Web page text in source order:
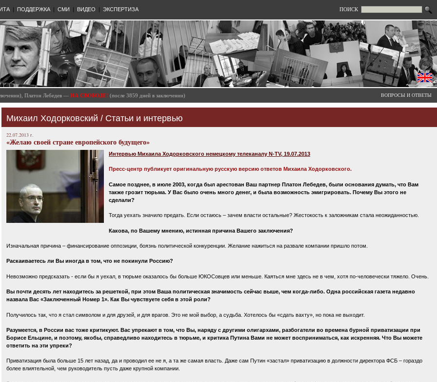
| ПОДДЕРЖКА | СМИ | ВИДЕО | ЭКСПЕРТИЗА ПОИСК
Платон Лебедев — НА СВОБОДЕ! (после 3859 дней в заключении) ВОПРОСЫ И ОТВЕТЫ
Михаил Ходорковский / Статьи и интервью
22.07.2013 г.
«Желаю своей стране европейского будущего»
Интервью Михаила Ходорковского немецкому телеканалу N-TV, 19.07.2013
Пресс-центр публикует оригинальную русскую версию ответов Михаила Ходорковского.
Самое позднее, в июле 2003, когда был арестован Ваш партнер Платон Лебедев, были основания думать, что Вам
также грозит тюрьма. У Вас было очень много денег, и была возможность эмигрировать. Почему Вы этого не
сделали?
Тогда уехать значило предать. Если остаюсь – зачем власти остальные? Жестокость к заложникам стала неожиданностью.
Какова, по Вашему мнению, истинная причина Вашего заключения?
Изначальная причина – финансирование оппозиции, боязнь политической конкуренции. Желание нажиться на развале компании пришло потом.
Раскаиваетесь ли Вы иногда в том, что не покинули Россию?
Невозможно предсказать - если бы я уехал, в тюрьме оказалось бы больше ЮКОСовцев или меньше. Каяться мне здесь не в чем, хотя по-человечески тяжело. Очень.
Вы почти десять лет находитесь за решеткой, при этом Ваша политическая значимость сейчас выше, чем когда-либо. Одна российская газета недавно
назвала Вас «Заключенный Номер 1». Как Вы чувствуете себя в этой роли?
Получилось так, что я стал символом и для друзей, и для врагов. Это не мой выбор, а судьба. Хотелось бы «сдать вахту», но пока не выходит.
Разумеется, в России вас тоже критикуют. Вас упрекают в том, что Вы, наряду с другими олигархами, разбогатели во времена бурной приватизации при
Борисе Ельцине, и поэтому, якобы, справедливо находитесь в тюрьме, и критика Путина Вами не может восприниматься, как искренняя. Что Вы можете
ответить на эти упреки?
Приватизация была больше 15 лет назад, да и проводил ее не я, а та же самая власть. Даже сам Путин «застал» приватизацию в должности директора ФСБ – гораздо
более влиятельной, чем руководитель пусть даже крупной компании.